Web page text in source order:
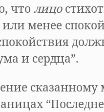
что лицо
или менее
и сердца”.